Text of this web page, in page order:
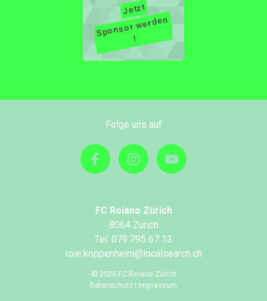
Jetzt
Sponsor
werden
!
Folge uns auf
FC Roiano Zürich
8064 Zürich
Tel. 079 795 67 13
roie.koppenheim@localsearch.ch
© 2026 FC Roiano Zürich
Datenschutz
Impressum